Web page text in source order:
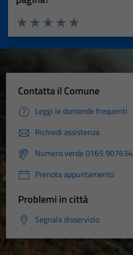
Valuta 5 stelle su 5
Valuta 4 stelle su 5
Valuta 3 stelle su 5
Valuta 2 stelle su 5
Valuta 1 stelle su 5
Contatta il Comune
Leggi le domande frequenti
Richiedi assistenza
Numero verde 0165 907634
Prenota appuntamento
Problemi in città
Segnala disservizio